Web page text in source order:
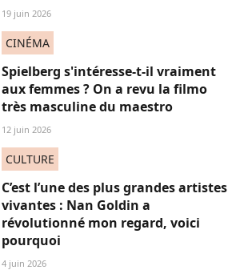
19 juin 2026
CINÉMA
Spielberg s'intéresse-t-il vraiment
aux femmes ? On a revu la filmo
très masculine du maestro
12 juin 2026
CULTURE
C’est l’une des plus grandes artistes
vivantes : Nan Goldin a
révolutionné mon regard, voici
pourquoi
4 juin 2026